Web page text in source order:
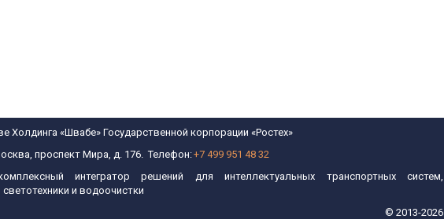
Холдинга «Швабе» Государственной корпорации «Ростех»
проспект Мира, д. 176.  Телефон: +7 499 951 48 32
интегратор решений для интеллектуальных транспортных систем,
и водоочистки
© 2013-2026